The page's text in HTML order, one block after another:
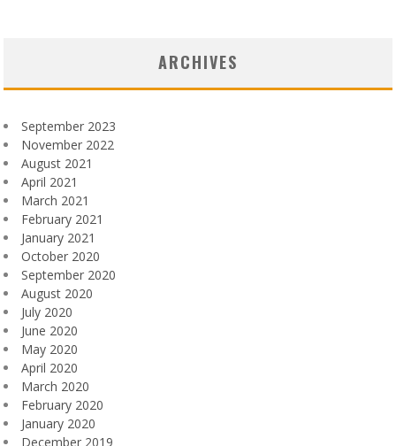
ARCHIVES
September 2023
November 2022
August 2021
April 2021
March 2021
February 2021
January 2021
October 2020
September 2020
August 2020
July 2020
June 2020
May 2020
April 2020
March 2020
February 2020
January 2020
December 2019